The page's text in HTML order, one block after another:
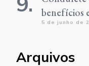
benefícios
5 de junho de
Arquivos